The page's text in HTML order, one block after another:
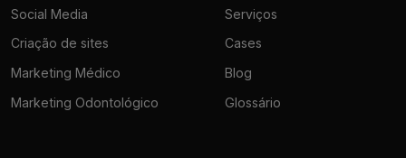
Social Media
Criação de sites
Marketing Médico
Marketing Odontológico
Serviços
Cases
Blog
Glossário